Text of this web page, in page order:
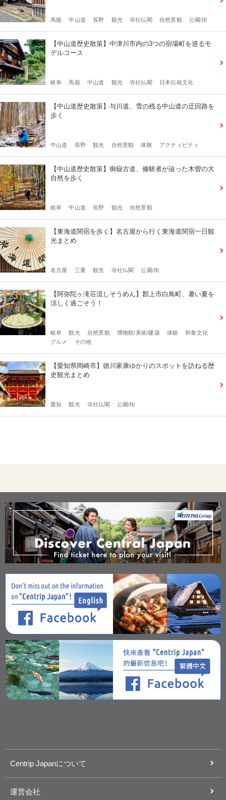
馬籠 中山道 長野 観光 寺社仏閣 自然景観 公園/街
【中山道歴史散策】中津川市内の3つの宿場町を巡るモ
デルコース
岐阜 馬籠 中山道 観光 寺社仏閣 日本伝統文化
【中山道歴史散策】与川道、雪の残る中山道の迂回路を
歩く
中山道 長野 観光 自然景観 体験 アクティビティ
【中山道歴史散策】御嶽古道、修験者が辿った木曽の大
自然を歩く
岐阜 中山道 長野 観光 自然景観
【東海道関宿を歩く】名古屋から行く東海道関宿一日観
光まとめ
名古屋 三重 観光 寺社仏閣 公園/街
【阿弥陀ヶ滝荘流しそうめん】郡上市白鳥町、暑い夏を
涼しく過ごそう！
岐阜 観光 自然景観 博物館/美術/建築 体験
和食文化
グルメ
その他
【愛知県岡崎市】徳川家康ゆかりのスポットを訪ねる歴
史観光まとめ
愛知 観光 寺社仏閣 公園/街
Centrip Japanについて
運営会社